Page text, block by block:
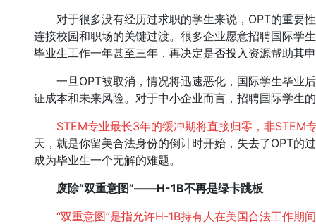
对于很多没有经历过求职的学生来说，OPT的重要
连接校园和职场的关键过渡。很多企业愿意招聘国际学
毕业生工作一年甚至三年，再决定是否投入资源帮助其
一旦OPT被取消，情况将迅速恶化，国际学生毕业
证成本和未来风险。对于中小企业而言，招聘国际学生
STEM专业最长3年的缓冲期将直接归零，非STEM
天，就是你留美合法身份的倒计时开始，失去了OPT的
成为毕业生一个无解的难题。
废除“双重意图”——H-1B不再是绿卡跳板
“双重意图”是指允许H-1B持有人在美国合法工作期